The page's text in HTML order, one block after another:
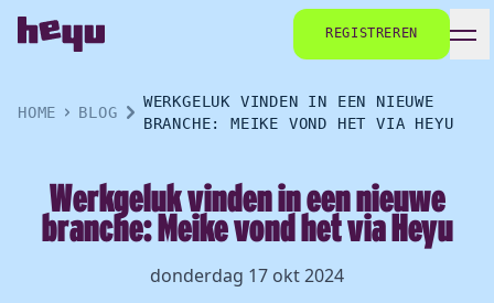
REGISTREREN
HOME BLOG
WERKGELUK VINDEN IN EEN NIEUWE
BRANCHE: MEIKE VOND HET VIA HEYU
Werkgeluk vinden in een nieuwe
branche: Meike vond het via Heyu
donderdag 17 okt 2024